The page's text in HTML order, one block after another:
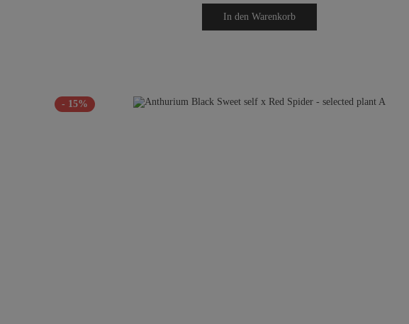
In den Warenkorb
- 15%